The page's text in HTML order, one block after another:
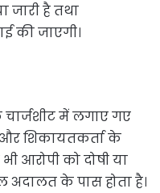
जारी है तथा
की जाएगी।
में लगाए गए
और शिकायतकर्ता के
आरोपी को दोषी या
अदालत के पास होता है।